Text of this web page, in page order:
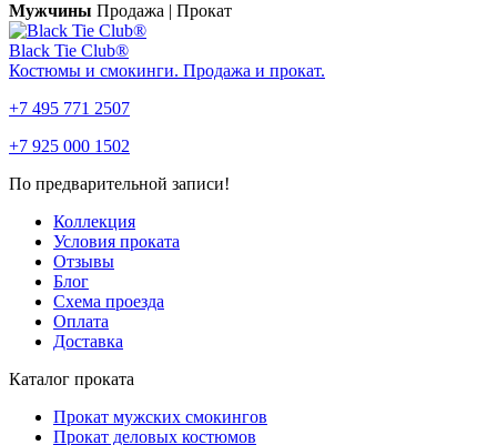
Мужчины Продажа | Прокат
Black Tie Club®
Костюмы и смокинги. Продажа и прокат.
+7 495 771 2507
+7 925 000 1502
По предварительной записи!
Коллекция
Условия проката
Отзывы
Блог
Схема проезда
Оплата
Доставка
Каталог проката
Прокат мужских смокингов
Прокат деловых костюмов